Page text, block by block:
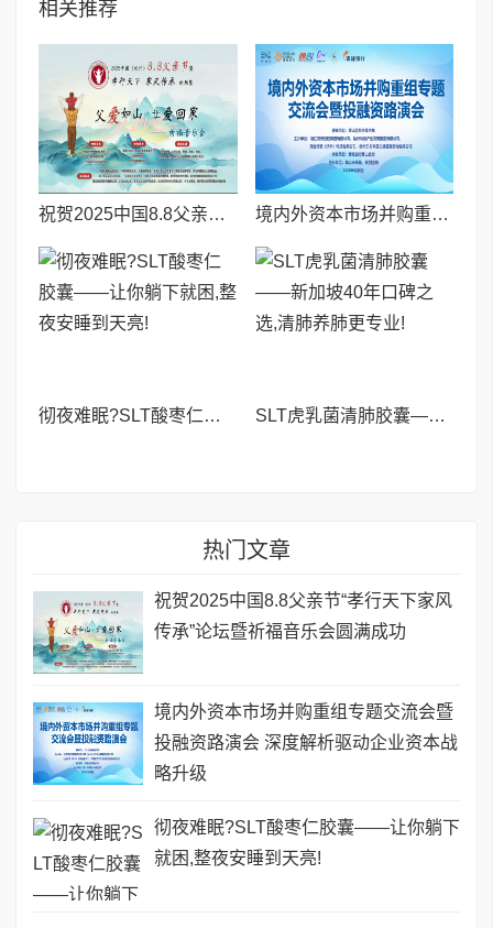
相关推荐
祝贺2025中国8.8父亲节“孝行天下家风传承”论坛暨祈福音乐会圆满成功 境内外资本市场并购重组专题交流会暨投融资路演会 深度解析驱动企业资本战略升级
彻夜难眠?SLT酸枣仁胶囊——让你躺下就困,整夜安睡到天亮! SLT虎乳菌清肺胶囊——新加坡40年口碑之选,清肺养肺更专业!
热门文章
祝贺2025中国8.8父亲节“孝行天下家风
传承”论坛暨祈福音乐会圆满成功
境内外资本市场并购重组专题交流会暨
投融资路演会 深度解析驱动企业资本战
略升级
彻夜难眠?SLT酸枣仁胶囊——让你躺下
就困,整夜安睡到天亮!